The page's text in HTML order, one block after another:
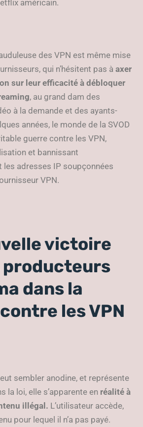
américain.
des VPN est même mise
qui n’hésitent pas à axer
sur leur efficacité à débloquer
, au grand dam des
à la demande et des ayants-
années, le monde de la SVOD
guerre contre les VPN,
et bannissant
adresses IP soupçonnées
VPN.
victoire
producteurs
dans la
les VPN
sembler anodine, et représente
la loi, elle s’apparente en réalité à
illégal. L’utilisateur accède,
pour lequel il n’a pas payé.